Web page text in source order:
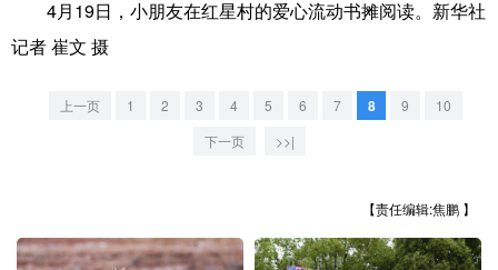
彩票 娱乐 时尚 悦读
文化产业
北京 天津 河北 山西
4月19日，小朋友在红星村的爱心流动书摊阅读。新华社
记者 崔文 摄
上一页 1 2 3 4 5 6 7 8 9
10
下一页
>>|
【责任编辑:焦鹏 】